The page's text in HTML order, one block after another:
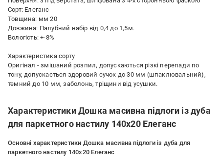
Сорт: Елеганс
Товщина: мм 20
Довжина: Палубний набір від 0,4 до 1,5м.
Вологість: +-8%
Характеристика сорту
Оригінал - змішаний розпил, допускаються різкі перепади по
тону, допускається здоровий сучок до 30 мм (шпаклювальний),
темний до 10 мм, заболонь, тріщини від усушки.
Характеристики Дошка масивна підлоги із дуба
для паркетного настилу 140х20 Елеганс
Основні характеристики Дошка масивна підлоги із дуба для
паркетного настилу 140х20 Елеганс